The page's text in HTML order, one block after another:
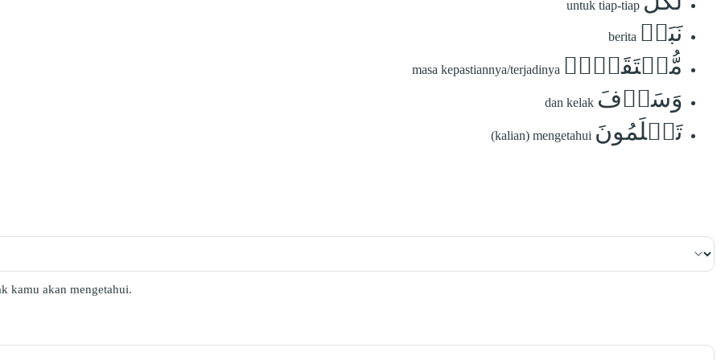
untuk tiap-tiap
نَبَإٖ berita
مُّسۡتَقَرّٞۚ masa kepastiannya/terjadinya
وَسَوۡفَ dan kelak
تَعۡلَمُونَ (kalian) mengetahui
kamu akan mengetahui.